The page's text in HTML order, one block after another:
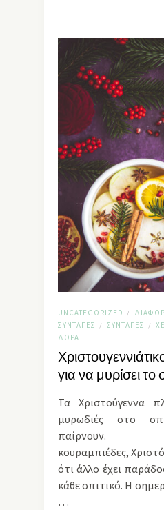
UNCATEGORIZED /
ΣΥΝΤΑΓΈΣ
/ ΣΥΝΤΑΓΈΣ /
ΔΏΡΑ
για να μυρίσει το
Τα Χριστούγεννα
μυρωδιές στο
παίρνουν.
κουραμπιέδες,
ότι άλλο έχει
κάθε σπιτικό. Η
…